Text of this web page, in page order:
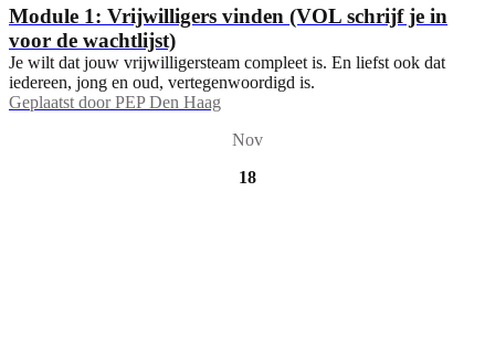
Module 1: Vrijwilligers vinden (VOL schrijf je in
voor de wachtlijst)
Je wilt dat jouw vrijwilligersteam compleet is. En liefst ook dat
iedereen, jong en oud, vertegenwoordigd is.
Geplaatst door PEP Den Haag
Nov
18